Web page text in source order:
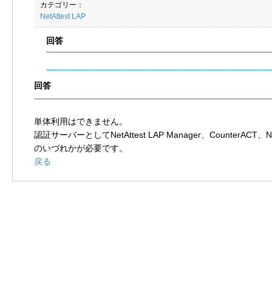
カテゴリー：
NetAttest LAP
単体利用はできません。
認証サーバーとしてNetAttest LAP Manager、CounterACT、
のいづれかが必要です。
戻る